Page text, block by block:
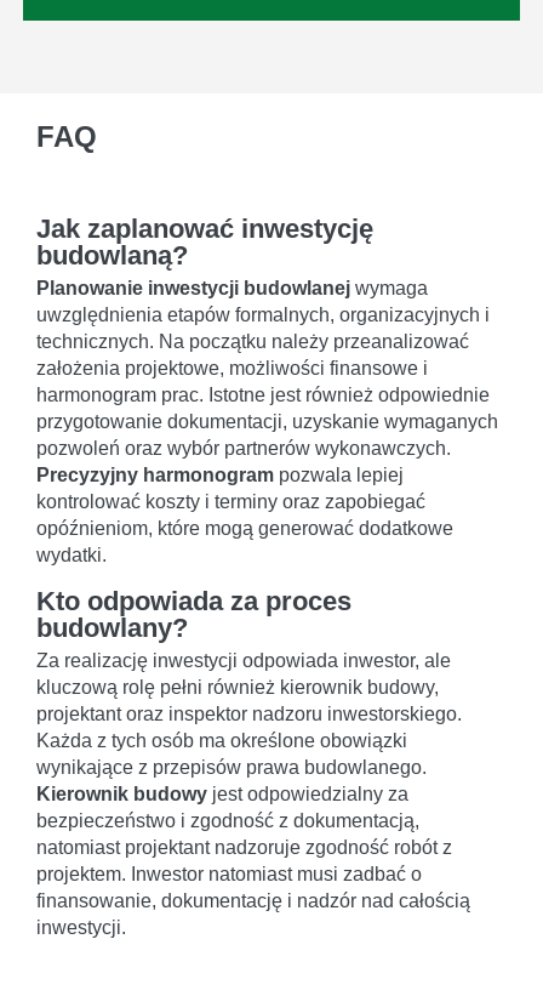
FAQ
Jak zaplanować inwestycję
budowlaną?
Planowanie inwestycji budowlanej wymaga
uwzględnienia etapów formalnych, organizacyjnych i
technicznych. Na początku należy przeanalizować
założenia projektowe, możliwości finansowe i
harmonogram prac. Istotne jest również odpowiednie
przygotowanie dokumentacji, uzyskanie wymaganych
pozwoleń oraz wybór partnerów wykonawczych.
Precyzyjny harmonogram pozwala lepiej
kontrolować koszty i terminy oraz zapobiegać
opóźnieniom, które mogą generować dodatkowe
wydatki.
Kto odpowiada za proces
budowlany?
Za realizację inwestycji odpowiada inwestor, ale
kluczową rolę pełni również kierownik budowy,
projektant oraz inspektor nadzoru inwestorskiego.
Każda z tych osób ma określone obowiązki
wynikające z przepisów prawa budowlanego.
Kierownik budowy jest odpowiedzialny za
bezpieczeństwo i zgodność z dokumentacją,
natomiast projektant nadzoruje zgodność robót z
projektem. Inwestor natomiast musi zadbać o
finansowanie, dokumentację i nadzór nad całością
inwestycji.